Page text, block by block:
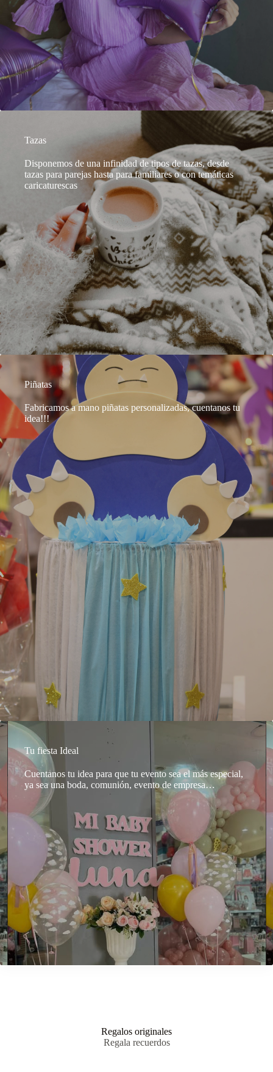
Tazas
Disponemos de una infinidad de tipos de tazas, desde
tazas para parejas hasta para familiares o con temáticas
caricaturescas
Piñatas
Fabricamos a mano piñatas personalizadas, cuentanos tu
idea!!!
Tu fiesta Ideal
Cuentanos tu idea para que tu evento sea el más especial,
ya sea una boda, comunión, evento de empresa…
Regalos originales
Regala recuerdos